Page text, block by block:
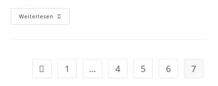
Weiterlesen
1 … 4 5 6 7